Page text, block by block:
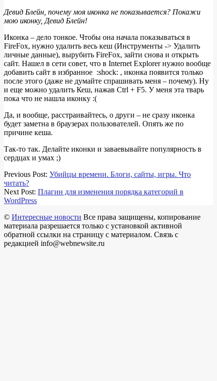
Девид Блейн, почему моя иконка не показывается? Покажи
мою иконку, Девид Блейн!
Иконка – дело тонкое. Чтобы она начала показываться в
FireFox, нужно удалить весь кеш (Инструменты -> Удалить
личные данные), вырубить FireFox, зайти снова и открыть
сайт. Нашел в сети совет, что в Internet Explorer нужно вообще
добавить сайт в избранное :shock: , иконка появится только
после этого (даже не думайте спрашивать меня – почему). Ну
и еще можно удалить Кеш, нажав Ctrl + F5. У меня эта тварь
пока что не нашла иконку :(
Да, и вообще, расстраивайтесь, о други – не сразу иконка
будет заметна в браузерах пользователей. Опять же по
причине кеша.
Так-то так. Делайте иконки и заваевывайте популярность в
сердцах и умах ;)
2017-
02-
13
Previous Post: Убийцы времени. Блоги, сайты, игры. Что
читать?
Next Post: Плагин для изменения порядка категорий в
WordPress
© Интересные новости Все права защищены, копирование
материала разрешается только с установкой активной
обратной ссылки на страницу с материалом. Связь с
редакцией info@webnewsite.ru